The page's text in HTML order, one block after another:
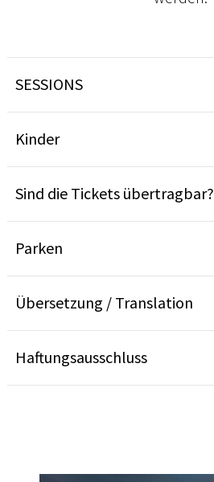
SESSIONS
Kinder
Sind die Tickets übertragbar?
Parken
Übersetzung / Translation
Haftungsausschluss